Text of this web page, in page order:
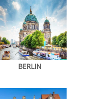
BERLIN